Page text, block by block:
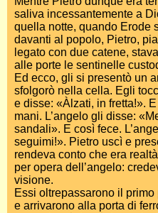
saliva incessantemente a
quella notte, quando Erode
davanti al popolo, Pietro,
legato con due catene,
alle porte le sentinelle
Ed ecco, gli si presentò un
sfolgorò nella cella. Egli
e disse: «Àlzati, in fretta!».
mani. L’angelo gli disse:
sandali». E così fece.
seguimi!». Pietro uscì e
rendeva conto che era
per opera dell’angelo:
visione.
Essi oltrepassarono il
e arrivarono alla porta di